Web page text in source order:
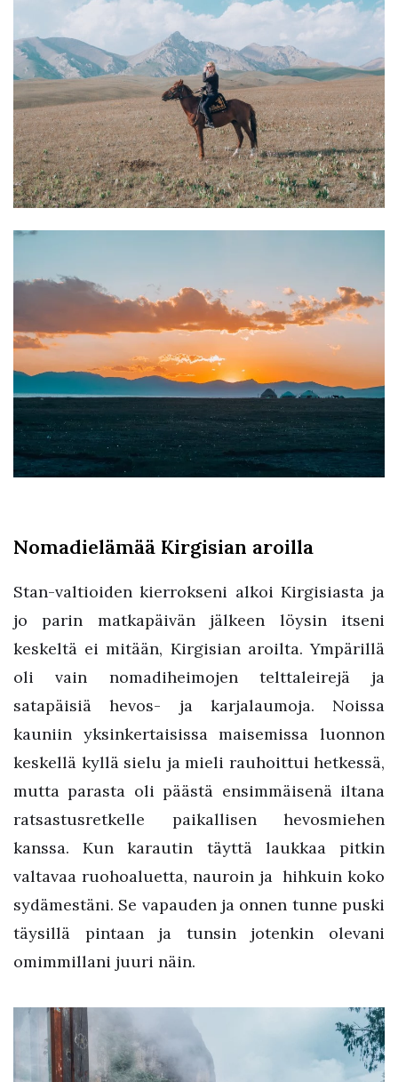
Nomadielämää Kirgisian aroilla
Stan-valtioiden kierrokseni alkoi Kirgisiasta ja
jo parin matkapäivän jälkeen löysin itseni
keskeltä ei mitään, Kirgisian aroilta. Ympärillä
oli vain nomadiheimojen telttaleirejä ja
satapäisiä hevos- ja karjalaumoja. Noissa
kauniin yksinkertaisissa maisemissa luonnon
keskellä kyllä sielu ja mieli rauhoittui hetkessä,
mutta parasta oli päästä ensimmäisenä iltana
ratsastusretkelle paikallisen hevosmiehen
kanssa. Kun karautin täyttä laukkaa pitkin
valtavaa ruohoaluetta, nauroin ja hihkuin koko
sydämestäni. Se vapauden ja onnen tunne puski
täysillä pintaan ja tunsin jotenkin olevani
omimmillani juuri näin.